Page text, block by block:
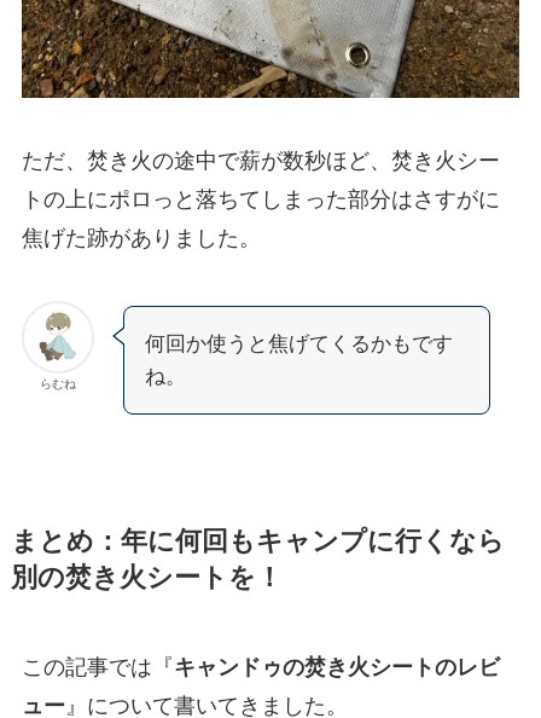
ただ、焚き火の途中で薪が数秒ほど、焚き火シー
トの上にポロっと落ちてしまった部分はさすがに
焦げた跡がありました。
らむね
何回か使うと焦げてくるかもです
ね。
まとめ：年に何回もキャンプに行くなら
別の焚き火シートを！
この記事では『キャンドゥの焚き火シートのレビ
ュー』について書いてきました。